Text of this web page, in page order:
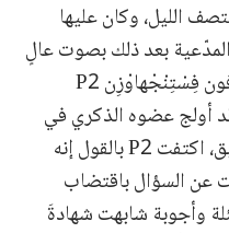
الليل، وكان عليها
بعد ذلك بصوت عالٍ
في المحكمة. ثم سألت المحامية فون فِسْتِنْجْهاوْزِن P2
قد أولج عضوه الذكري في
مهبلها. وكما حدث في اليوم السابق، اكتفت P2 بالقول إنه
عن السؤال باقتضاب
وأجوبة شابهت شهادةَ